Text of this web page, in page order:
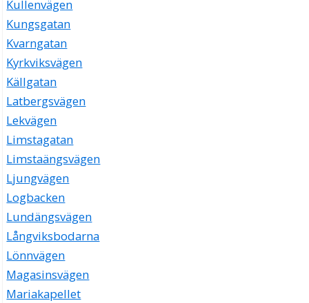
Kullenvägen
Kungsgatan
Kvarngatan
Kyrkviksvägen
Källgatan
Latbergsvägen
Lekvägen
Limstagatan
Limstaängsvägen
Ljungvägen
Logbacken
Lundängsvägen
Långviksbodarna
Lönnvägen
Magasinsvägen
Mariakapellet